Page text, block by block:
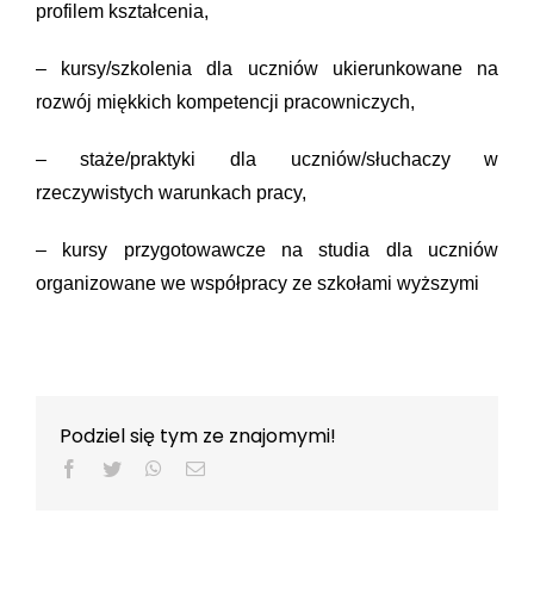
profilem kształcenia,
– kursy/szkolenia dla uczniów ukierunkowane na
rozwój miękkich kompetencji pracowniczych,
– staże/praktyki dla uczniów/słuchaczy w
rzeczywistych warunkach pracy,
– kursy przygotowawcze na studia dla uczniów
organizowane we współpracy ze szkołami wyższymi
Podziel się tym ze znajomymi!
Facebook
Twitter WhatsApp
Email